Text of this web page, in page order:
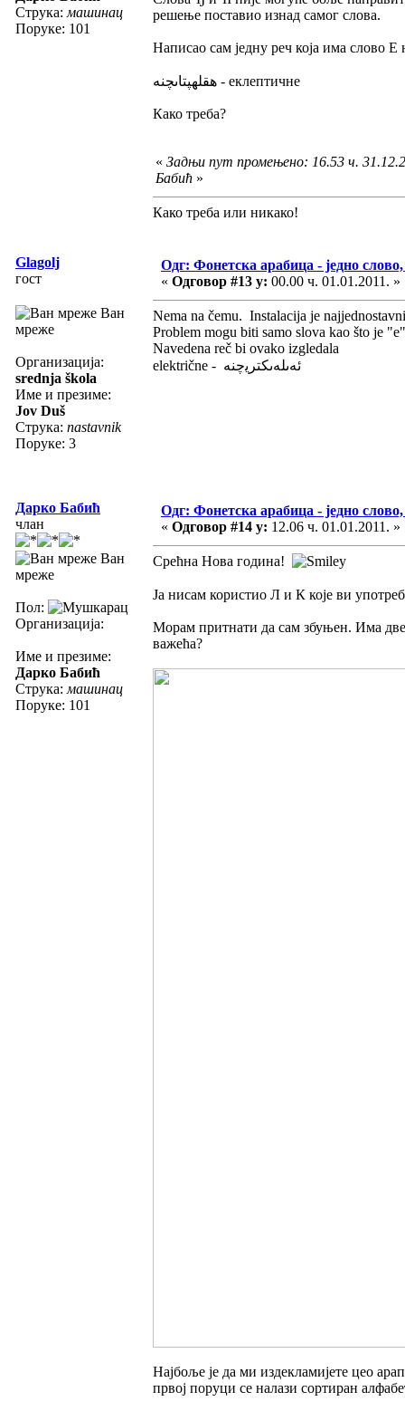
Струка: машинац
Поруке: 101
решење поставио изнад самог слова.
Написао сам једну реч која има слово
هقلهپتاىچنه - еклептичне
Како треба?
« Задњи пут промењено: 16.53 ч.
Бабић »
Како треба или никако!
Glagolj
гост
Ван
мреже
Организација:
srednja škola
Име и презиме:
Jov Duš
Струка: nastavnik
Поруке: 3
Одг: Фонетска арабица - једно слово,
« Одговор #13 у: 00.00 ч. 01.01.2011. »
Nema na čemu. Instalacija je
Problem mogu biti samo slova kao što je
Navedena reč bi ovako izgledala
električne - ﺋﻪﯨﻠﻪﯨﮑﺘﺮﻳﭼﻨﻪ
Дарко Бабић
члан
Ван
мреже
Пол:
Организација:
Име и презиме:
Дарко Бабић
Струка: машинац
Поруке: 101
Одг: Фонетска арабица - једно слово,
« Одговор #14 у: 12.06 ч. 01.01.2011. »
Срећна Нова година!
Морам притнати да сам збуњен. Има
важећа?
Најбоље је да ми издекламијете цео
првој поруци се налази сортиран